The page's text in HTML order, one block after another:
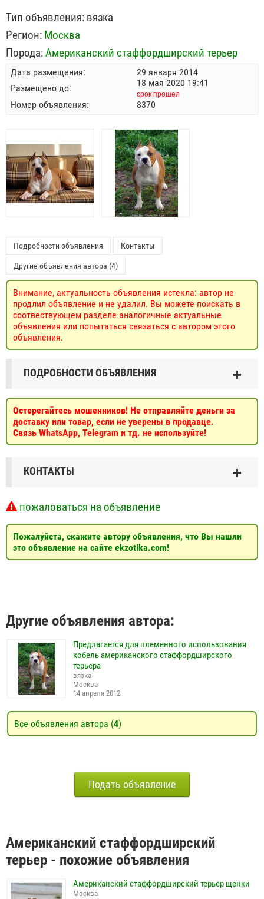
Тип объявления: вязка
Регион: Москва
Порода:Американский стаффордширский терьер
Дата размещения:
29 января 2014
Размещено до:
18 мая 2020 19:41
срок прошел
Номер объявления: 8370
Подробности объявления Контакты
Другие объявления автора (4)
Внимание, актуальность объявления истекла: автор не
продлил объявление и не удалил. Вы можете поискать в
соотвествующем разделе аналогичные актуальные
объявления или попытаться связаться с автором этого
объявления.
ПОДРОБНОСТИ ОБЪЯВЛЕНИЯ
Остерегайтесь мошенников! Не отправляйте деньги за
доставку или товар, если не уверены в продавце.
Связь WhatsApp, Telegram и тд. не используйте!
КОНТАКТЫ
пожаловаться на объявление
Пожалуйста, скажите автору объявления, что Вы нашли
это объявление на сайте ekzotika.com!
Другие объявления автора:
Предлагается для племенного использования
кобель американского стаффордширского
терьера
вязка
Москва
14 апреля 2012
Все объявления автора (4)
Подать объявление
Американский стаффордширский
терьер - похожие объявления
Американский стаффордширский терьер щенки
Москва